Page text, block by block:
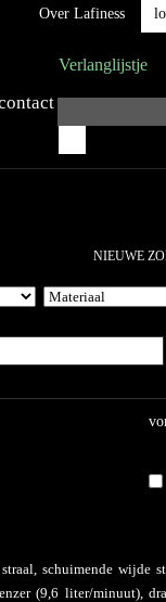
Over Lafiness
Verlanglijstje
schuimende wijde
(9,6 liter/minuut),